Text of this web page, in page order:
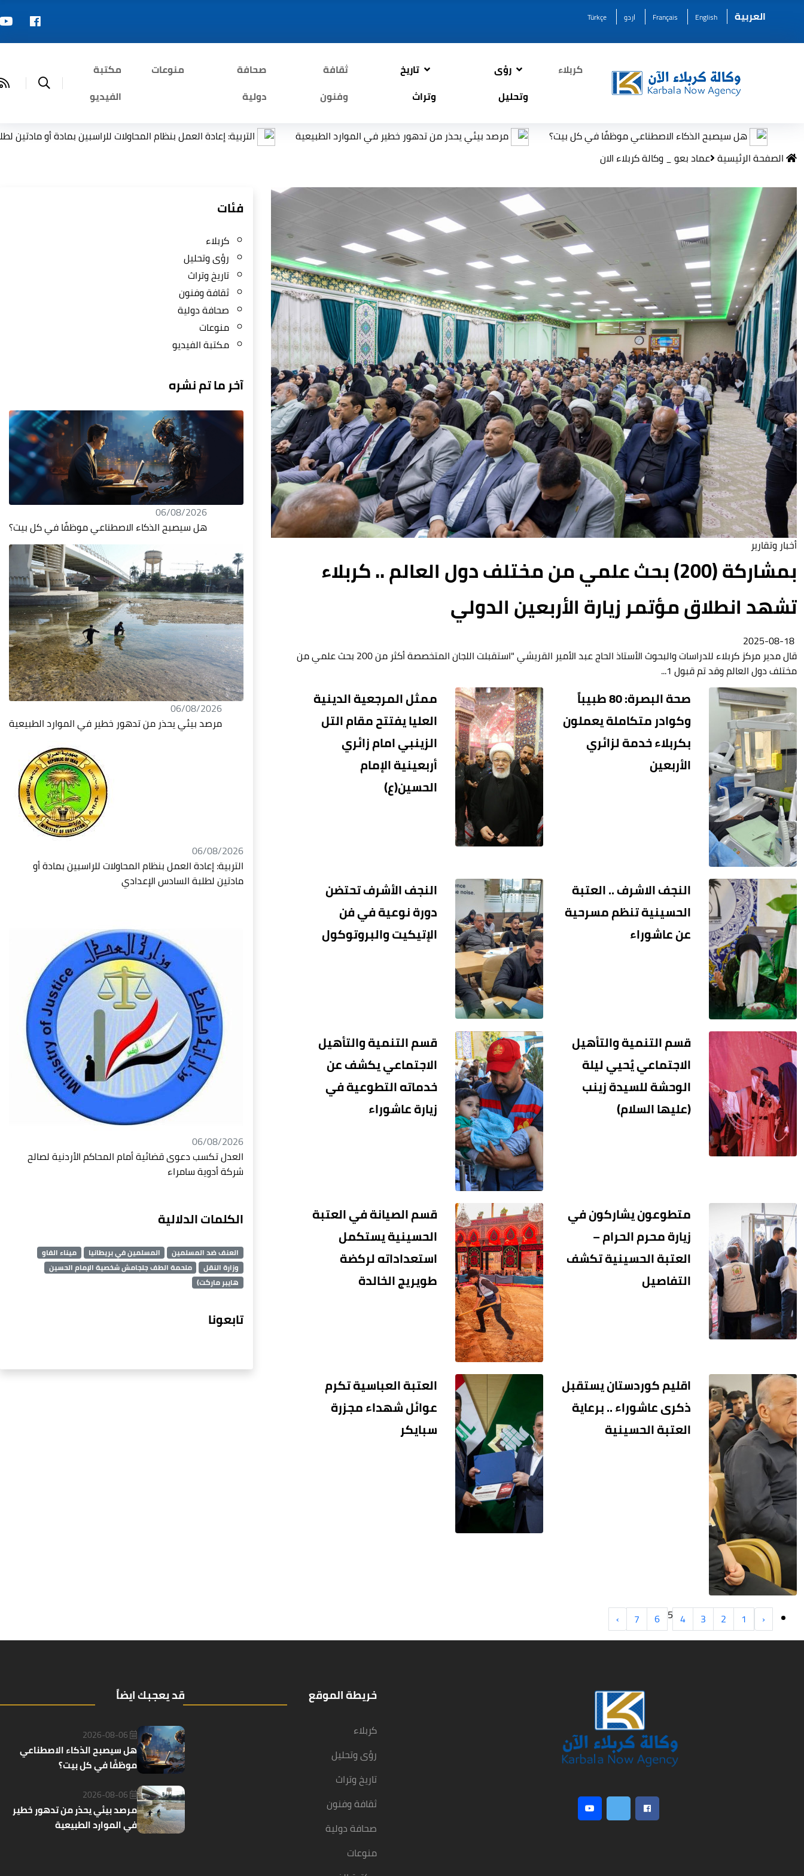
العربية English
Français اردو Türkçe
كربلاء
رؤى
وتحليل
تاريخ
وتراث
ثقافة
وفنون
صحافة
دولية
منوعات
مكتبة
الفيديو
سيصبح الذكاء الاصطناعي موظفًا في كل بيت؟ مرصد بيئي يحذر من تدهور خطير في الموارد الطبيعية
التربية: إعادة العمل بنظام المحاولات للراسبين بمادة أو مادتين لطلبة السادس
الصفحة الرئيسية عماد بعو _ وكالة كربلاء الان
أخبار وتقارير
بمشاركة (200) بحث علمي من مختلف دول العالم .. كربلاء
تشهد انطلاق مؤتمر زيارة الأربعين الدولي
قال مدير مركز كربلاء للدراسات والبحوث الأستاذ الحاج عبد الأمير القريشي "استقبلت اللجان المتخصصة أكثر من 200 بحث علمي من
مختلف دول العالم وقد تم قبول 1...
صحة البصرة: 80 طبيباً
وكوادر متكاملة يعملون
بكربلاء خدمة لزائري
الأربعين
ممثل المرجعية الدينية
العليا يفتتح مقام التل
الزينبي امام زائري
أربعينية الإمام
الحسين(ع)
النجف الاشرف .. العتبة
الحسينية تنظم مسرحية
عن عاشوراء
النجف الأشرف تحتضن
دورة نوعية في فن
الإتيكيت والبروتوكول
قسم التنمية والتأهيل
الاجتماعي يُحيي ليلة
الوحشة للسيدة زينب
(عليها السلام)
قسم التنمية والتأهيل
الاجتماعي يكشف عن
خدماته التطوعية في
زيارة عاشوراء
متطوعون يشاركون في
زيارة محرم الحرام –
العتبة الحسينية تكشف
التفاصيل
قسم الصيانة في العتبة
الحسينية يستكمل
استعداداته لركضة
طويريج الخالدة
اقليم كوردستان يستقبل
ذكرى عاشوراء .. برعاية
العتبة الحسينية
العتبة العباسية تكرم
عوائل شهداء مجزرة
سبايكر
‹
1
2
3
4
5
6
7
›
فئات
كربلاء
رؤى وتحليل
تاريخ وتراث
ثقافة وفنون
صحافة دولية
منوعات
مكتبة الفيديو
آخر ما تم نشره
06/08/2026
هل سيصبح الذكاء الاصطناعي موظفًا في كل بيت؟
06/08/2026
مرصد بيئي يحذر من تدهور خطير في الموارد الطبيعية
06/08/2026
التربية: إعادة العمل بنظام المحاولات للراسبين بمادة أو
مادتين لطلبة السادس الإعدادي
06/08/2026
العدل تكسب دعوى قضائية أمام المحاكم الأردنية لصالح
شركة أدوية سامراء
الكلمات الدلالية
العنف ضد المسلمين المسلمين في بريطانيا
ميناء الفاو
وزارة النقل
ملحمة الطف جلجامش شخصية الإمام الحسين
هايبر ماركت)
تابعونا
خريطة الموقع
كربلاء
رؤى وتحليل
تاريخ وتراث
ثقافة وفنون
صحافة دولية
منوعات
قد يعجبك ايضاً
2026-08-06
هل سيصبح الذكاء الاصطناعي
موظفًا في كل بيت؟
2026-08-06
مرصد بيئي يحذر من تدهور خطير
في الموارد الطبيعية